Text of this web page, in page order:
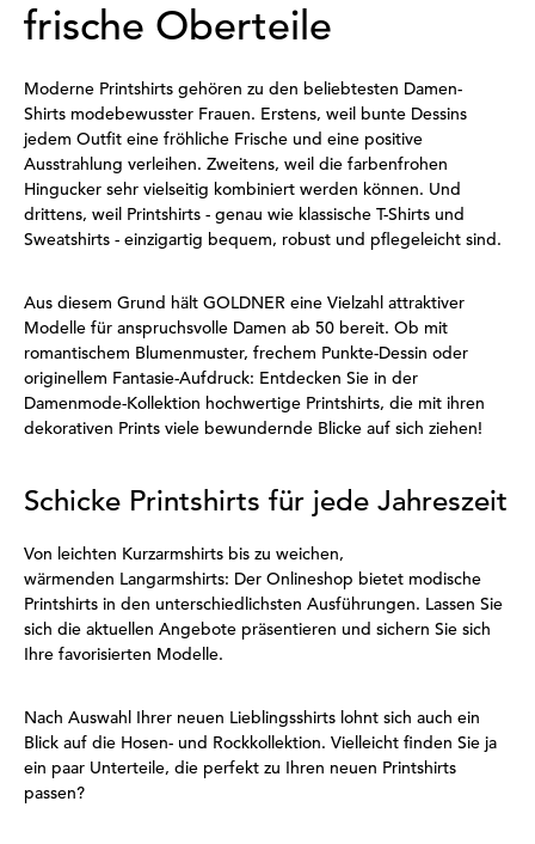
frische Oberteile
Moderne Printshirts gehören zu den beliebtesten Damen-
Shirts modebewusster Frauen. Erstens, weil bunte Dessins
jedem Outfit eine fröhliche Frische und eine positive
Ausstrahlung verleihen. Zweitens, weil die farbenfrohen
Hingucker sehr vielseitig kombiniert werden können. Und
drittens, weil Printshirts - genau wie klassische T-Shirts und
Sweatshirts - einzigartig bequem, robust und pflegeleicht sind.
Aus diesem Grund hält GOLDNER eine Vielzahl attraktiver
Modelle für anspruchsvolle Damen ab 50 bereit. Ob mit
romantischem Blumenmuster, frechem Punkte-Dessin oder
originellem Fantasie-Aufdruck: Entdecken Sie in der
Damenmode-Kollektion hochwertige Printshirts, die mit ihren
dekorativen Prints viele bewundernde Blicke auf sich ziehen!
Schicke Printshirts für jede Jahreszeit
Von leichten Kurzarmshirts bis zu weichen,
wärmenden Langarmshirts: Der Onlineshop bietet modische
Printshirts in den unterschiedlichsten Ausführungen. Lassen Sie
sich die aktuellen Angebote präsentieren und sichern Sie sich
Ihre favorisierten Modelle.
Nach Auswahl Ihrer neuen Lieblingsshirts lohnt sich auch ein
Blick auf die Hosen- und Rockkollektion. Vielleicht finden Sie ja
ein paar Unterteile, die perfekt zu Ihren neuen Printshirts
passen?